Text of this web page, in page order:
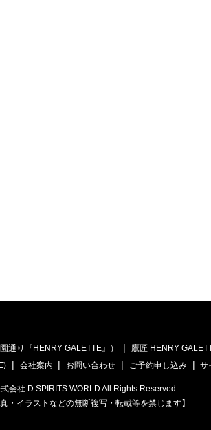
通り『HENRY GALETTE』） 鷹匠 HENRY
会社案内 お問い合わせ ご予約申し込み サ
会社 D SPIRITS WORLD All Rights Reserved.
・イラストなどの無断複写・転載等を禁じます】